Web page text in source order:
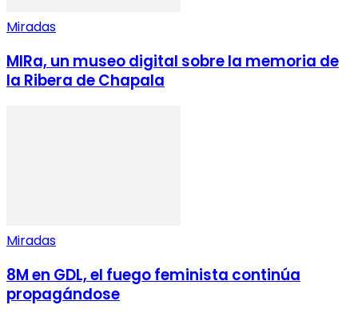
Miradas
MIRa, un museo digital sobre la memoria de
la Ribera de Chapala
Miradas
8M en GDL, el fuego feminista continúa
propagándose